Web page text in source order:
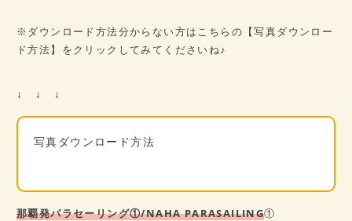
※ダウンロード方法分からない方はこちらの【写真ダウンロー
ド方法】をクリックしてみてくださいね♪
↓ ↓ ↓
写真ダウンロード方法
那覇発パラセーリング①/NAHA PARASAILING①